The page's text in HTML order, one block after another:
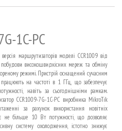
1C-PC
маршрутизаторів моделі CCR1009 від
високошвидкісних мереж та обміну
режимі. Пристрій оснащений сучасним
на частоті в 1 ГГц, що забезпечує
навіть за сьогоднішніми рамкам.
CCR1009-7G-1C-PC виробника MikroTik
за рахунок використання новітніх
не більше 10 Вт потужності, що дозволяє
систему охолодження, істотно знижує